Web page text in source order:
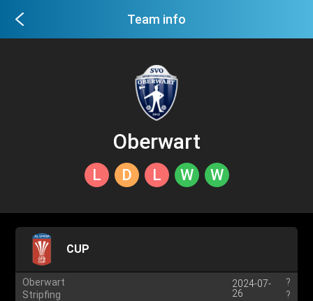
Team info
Oberwart
L D L W W
CUP
Oberwart
Stripfing
2024-07-
26
?
?